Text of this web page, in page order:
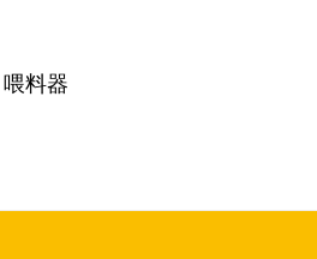
喂料器